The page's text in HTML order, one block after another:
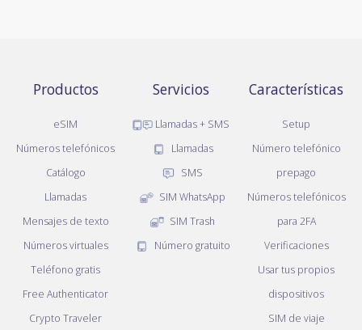
Productos
eSIM
Números telefónicos
Catálogo
Llamadas
Mensajes de texto
Números virtuales
Teléfono gratis
Free Authenticator
Crypto Traveler
Servicios
Llamadas + SMS
Llamadas
SMS
SIM WhatsApp
SIM Trash
Número gratuito
Características
Setup
Número telefónico
prepago
Números telefónicos
para 2FA
Verificaciones
Usar tus propios
dispositivos
SIM de viaje